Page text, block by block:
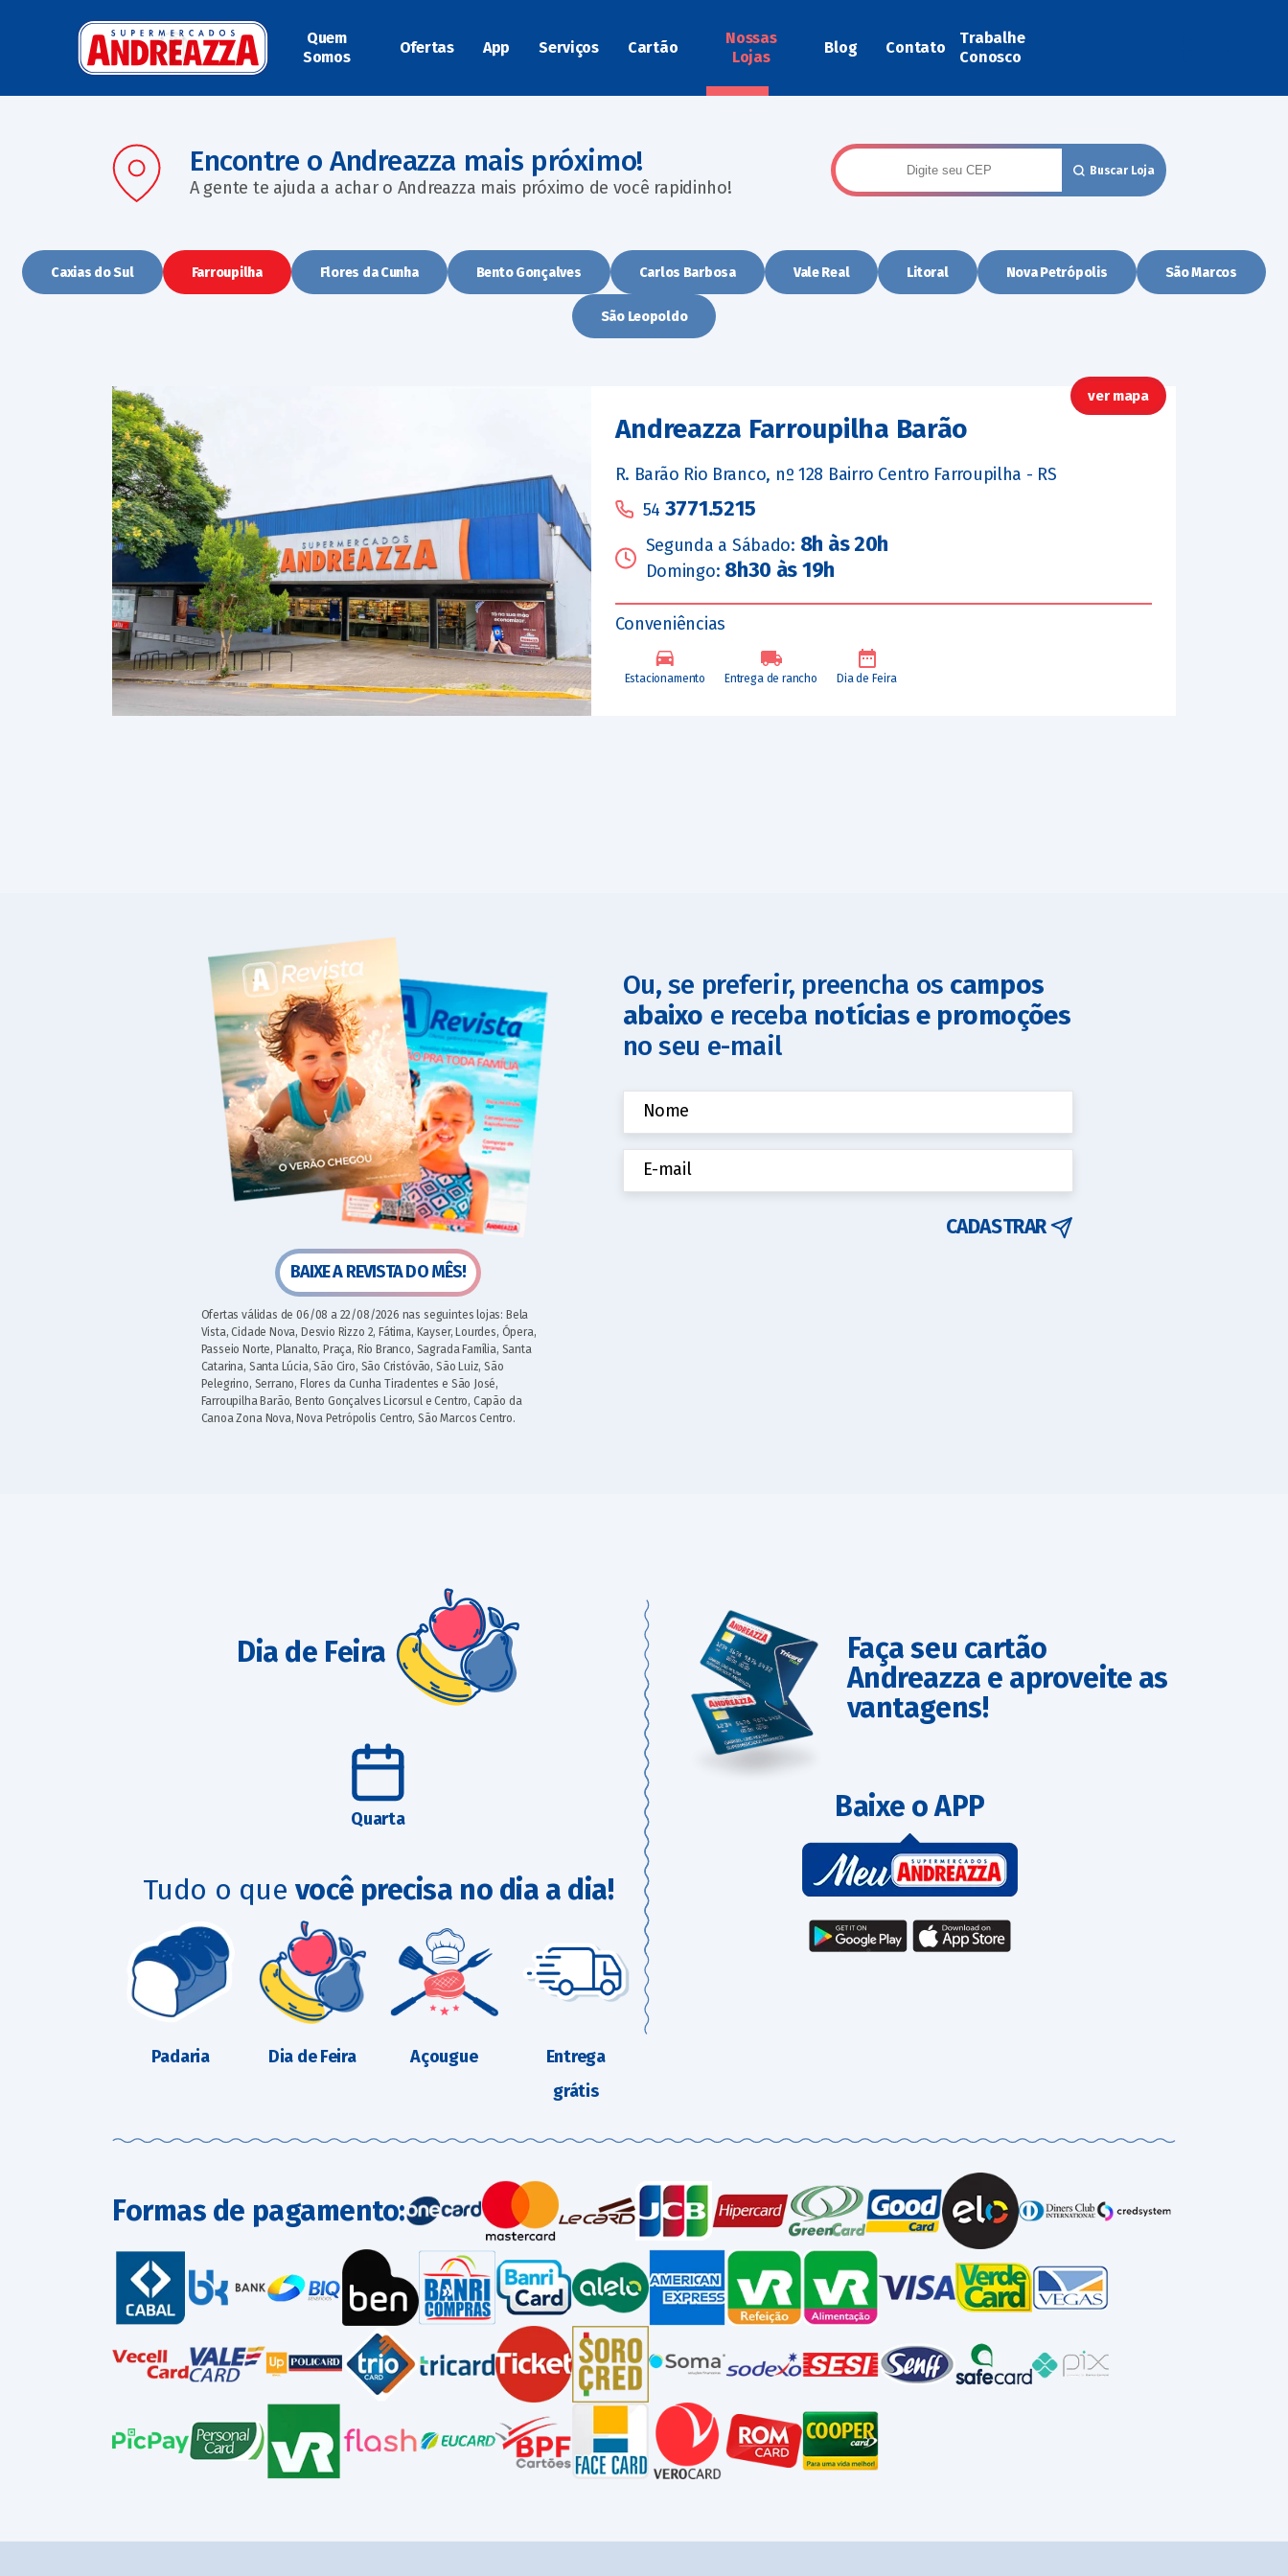
Quem
Somos
Ofertas App Serviços Cartão
Nossas
Lojas
Blog Contato
Trabalhe
Conosco
Encontre o Andreazza mais próximo!
A gente te ajuda a achar o Andreazza mais próximo de você rapidinho!
Buscar Loja
Caxias do Sul Farroupilha Flores da Cunha Bento Gonçalves Carlos Barbosa Vale Real Litoral Nova Petrópolis São Marcos
São Leopoldo
Andreazza Farroupilha Barão
R. Barão Rio Branco, nº 128 Bairro Centro Farroupilha - RS
54 3771.5215
Segunda a Sábado: 8h às 20h
Domingo: 8h30 às 19h
Conveniências
Estacionamento Entrega de rancho Dia de Feira
ver mapa
BAIXE A REVISTA DO MÊS!
Ofertas válidas de 06/08 a 22/08/2026 nas seguintes lojas: Bela
Vista, Cidade Nova, Desvio Rizzo 2, Fátima, Kayser, Lourdes, Ópera,
Passeio Norte, Planalto, Praça, Rio Branco, Sagrada Família, Santa
Catarina, Santa Lúcia, São Ciro, São Cristóvão, São Luiz, São
Pelegrino, Serrano, Flores da Cunha Tiradentes e São José,
Farroupilha Barão, Bento Gonçalves Licorsul e Centro, Capão da
Canoa Zona Nova, Nova Petrópolis Centro, São Marcos Centro.
Ou, se preferir, preencha os campos
abaixo e receba notícias e promoções
no seu e-mail
CADASTRAR
Dia de Feira
Quarta
Tudo o que você precisa no dia a dia!
Padaria Dia de Feira Açougue
Entrega
grátis
Faça seu cartão
Andreazza e aproveite as
vantagens!
Baixe o APP
Formas de pagamento: